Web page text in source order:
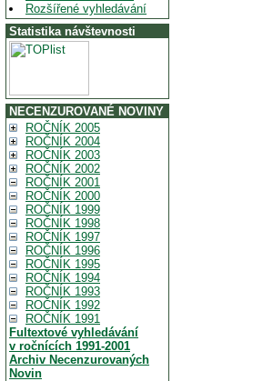
Rozšířené vyhledávání
Statistika návštevnosti
NECENZUROVANÉ NOVINY
ROČNÍK 2005
ROČNÍK 2004
ROČNÍK 2003
ROČNÍK 2002
ROČNÍK 2001
ROČNÍK 2000
ROČNÍK 1999
ROČNÍK 1998
ROČNÍK 1997
ROČNÍK 1996
ROČNÍK 1995
ROČNÍK 1994
ROČNÍK 1993
ROČNÍK 1992
ROČNÍK 1991
Fultextové vyhledávání
v ročnících 1991-2001
Archiv Necenzurovaných
Novin